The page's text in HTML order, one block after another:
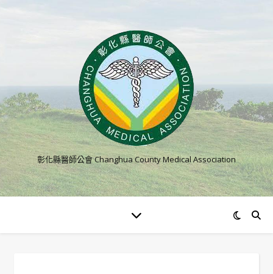
彰化縣醫師公會 Changhua County Medical Association